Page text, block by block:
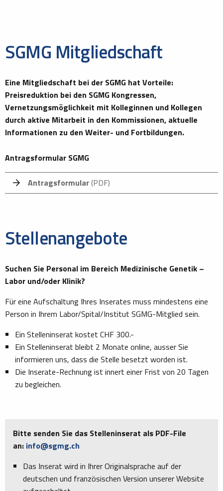
SGMG Mitgliedschaft
Eine Mitgliedschaft bei der SGMG hat Vorteile:
Preisreduktion bei den SGMG Kongressen,
Vernetzungsmöglichkeit mit Kolleginnen und Kollegen
durch aktive Mitarbeit in den Kommissionen, aktuelle
Informationen zu den Weiter- und Fortbildungen.
Antragsformular SGMG
Antragsformular(PDF)
Stellenangebote
Suchen Sie Personal im Bereich Medizinische Genetik –
Labor und/oder Klinik?
Für eine Aufschaltung Ihres Inserates muss mindestens eine
Person in Ihrem Labor/Spital/Institut SGMG-Mitglied sein.
Ein Stelleninserat kostet CHF 300.-
Ein Stelleninserat bleibt 2 Monate online, ausser Sie
informieren uns, dass die Stelle besetzt worden ist.
Die Inserate-Rechnung ist innert einer Frist von 20 Tagen
zu begleichen.
Bitte senden Sie das Stelleninserat als PDF-File
an: info@sgmg.ch
Das Inserat wird in Ihrer Originalsprache auf der
deutschen und französischen Version unserer Website